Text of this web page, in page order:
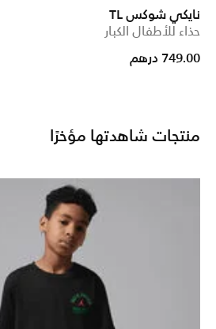
نايكي شوكس TL
حذاء للأطفال الكبار
749.00 درهم
منتجات شاهدتها مؤخرًا